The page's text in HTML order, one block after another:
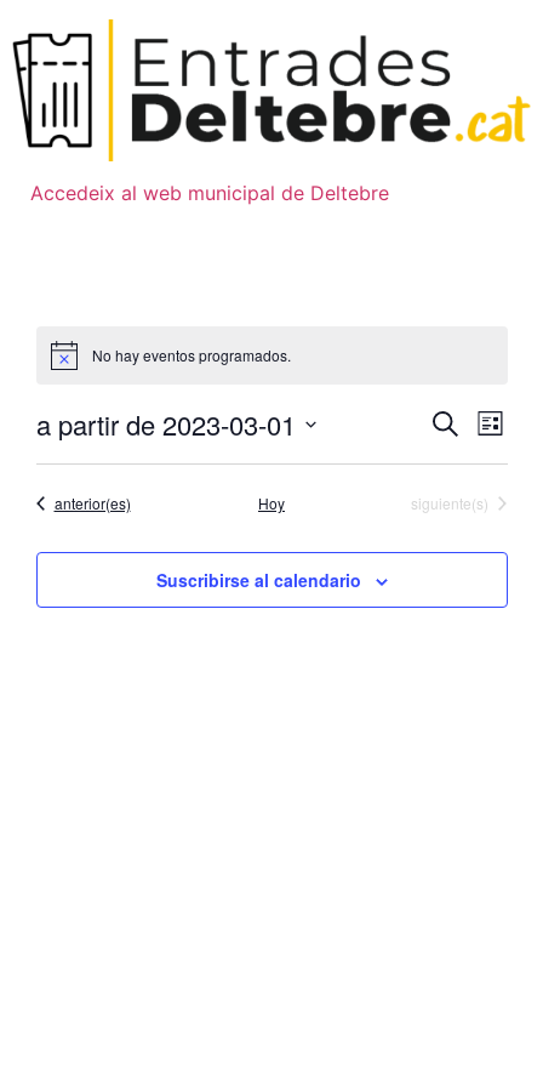
al
contenido
Accedeix al web municipal de Deltebre
No hay eventos programados.
de
y
vistas
Buscar
de
de
Lista
a partir de 2023-03-01
fecha.
Eventos
anterior(es) Hoy Eventos
siguiente(s)
Suscribirse al calendario